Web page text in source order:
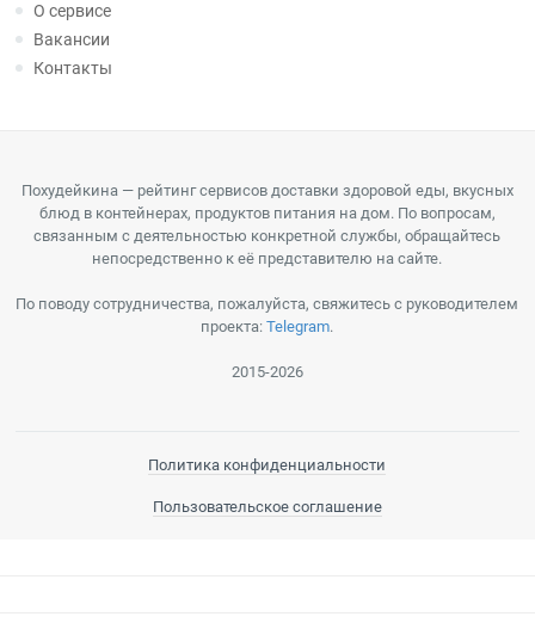
О сервисе
Вакансии
Контакты
Похудейкина — рейтинг сервисов доставки здоровой еды, вкусных
блюд в контейнерах, продуктов питания на дом. По вопросам,
связанным с деятельностью конкретной службы, обращайтесь
непосредственно к её представителю на сайте.
По поводу сотрудничества, пожалуйста, свяжитесь с руководителем
проекта:Telegram.
2015-2026
Политика конфиденциальности
Пользовательское соглашение